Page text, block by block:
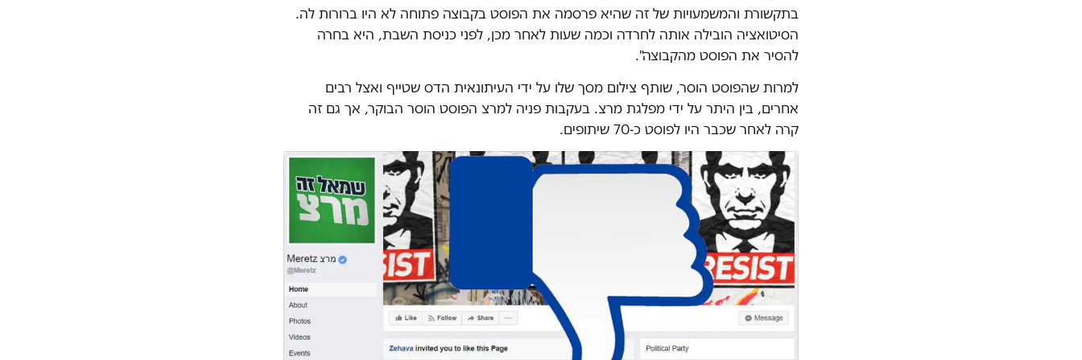
בתקשורת והמשמעויות של זה שהיא פרסמה את הפוסט בקבוצה פתוחה לא היו ברורות לה.
הסיטואציה הובילה אותה לחרדה וכמה שעות לאחר מכן, לפני כניסת השבת, היא בחרה
להסיר את הפוסט מהקבוצה".
למרות שהפוסט הוסר, שותף צילום מסך שלו על ידי העיתונאית הדס שטייף ואצל רבים
אחרים, בין היתר על ידי מפלגת מרצ. בעקבות פניה למרצ הפוסט הוסר הבוקר, אך גם זה
קרה לאחר שכבר היו לפוסט כ-70 שיתופים.